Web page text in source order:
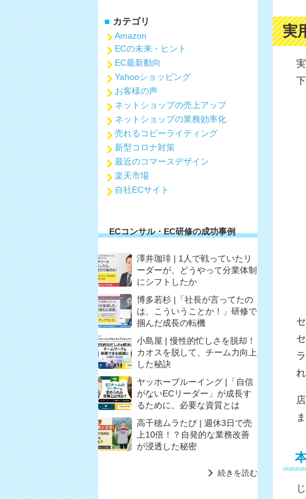
実
実
カテゴリ
Amazon
ECの未来・ヒント
EC最新動向
Yahooショッピング
お客様の声
ネットショップの売上アップ
ネットショップの業務効率化
売れるコピーライティング
新型コロナ対策
最近のコマースデザイン
楽天市場
自社ECサイト
ECコンサル・EC研修の成功事例
澤井珈琲 | 1人で戦っていたリ
ーダーが、どうやって分業体制
にシフトしたか
博多若杉 |「社長が言ってたの
は、こういうことか！」研修で
掴んだ成長の転機
小島屋 | 慢性的忙しさを脱却！
カオスを脱して、チーム力向上
した秘訣
ヤッホーブルーイング |「自信
がないECリーダー」が成長す
るために、必要な資質とは
高千穂ムラたび | 週休3日で売
上10倍！？自発的な業務改善
が浸透した秘密
続きを読む